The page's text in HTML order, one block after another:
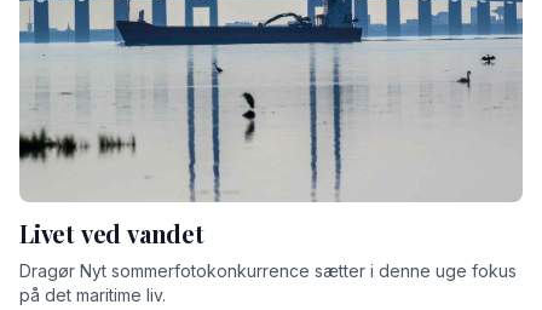
Livet ved vandet
Dragør Nyt sommerfotokonkurrence sætter i denne uge fokus
på det maritime liv.